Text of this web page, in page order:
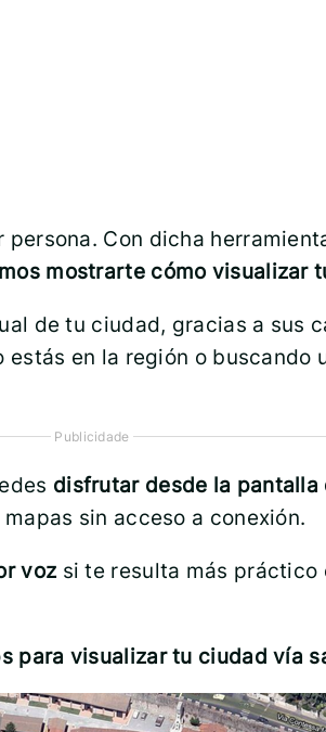
Con dicha
mostrarte cómo visualizar
de tu ciudad, gracias a sus
en la región o
Publicidade
disfrutar desde la pantalla
sin acceso a conexión.
voz si te resulta más
para visualizar tu ciudad vía